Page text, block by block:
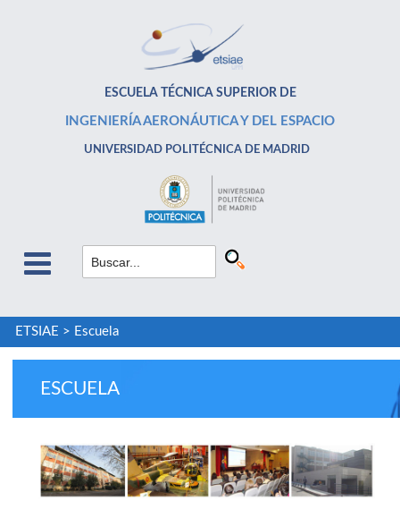
ESCUELA TÉCNICA SUPERIOR DE
INGENIERÍA AERONÁUTICA Y DEL ESPACIO
UNIVERSIDAD POLITÉCNICA DE MADRID
ETSIAE > Escuela
ESCUELA